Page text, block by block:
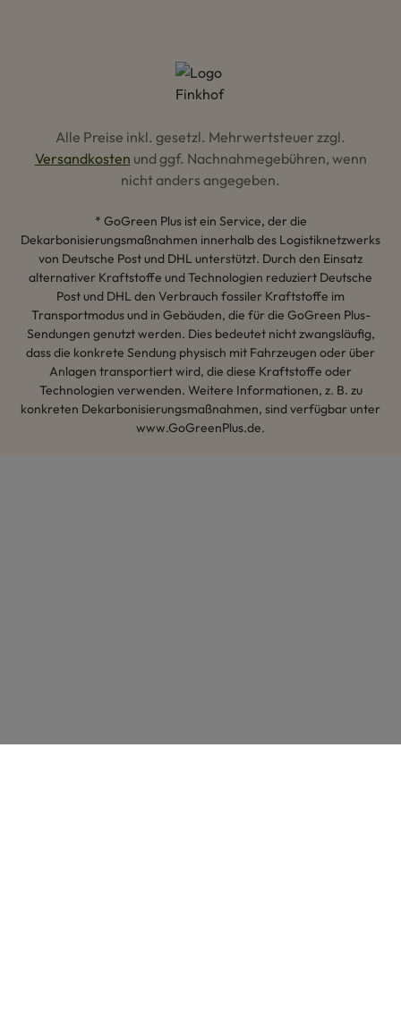
Alle Preise inkl. gesetzl. Mehrwertsteuer zzgl.
Versandkosten und ggf. Nachnahmegebühren, wenn
nicht anders angegeben.
* GoGreen Plus ist ein Service, der die
Dekarbonisierungsmaßnahmen innerhalb des Logistiknetzwerks
von Deutsche Post und DHL unterstützt. Durch den Einsatz
alternativer Kraftstoffe und Technologien reduziert Deutsche
Post und DHL den Verbrauch fossiler Kraftstoffe im
Transportmodus und in Gebäuden, die für die GoGreen Plus-
Sendungen genutzt werden. Dies bedeutet nicht zwangsläufig,
dass die konkrete Sendung physisch mit Fahrzeugen oder über
Anlagen transportiert wird, die diese Kraftstoffe oder
Technologien verwenden. Weitere Informationen, z. B. zu
konkreten Dekarbonisierungsmaßnahmen, sind verfügbar unter
www.GoGreenPlus.de.